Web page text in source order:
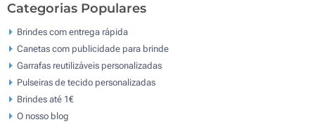
Categorias Populares
Brindes com entrega rápida
Canetas com publicidade para brinde
Garrafas reutilizáveis personalizadas
Pulseiras de tecido personalizadas
Brindes até 1€
O nosso blog